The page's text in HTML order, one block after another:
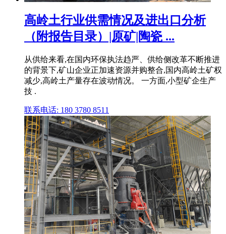
高岭土行业供需情况及进出口分析
（附报告目录）|原矿|陶瓷 ...
从供给来看,在国内环保执法趋严、供给侧改革不断推进
的背景下,矿山企业正加速资源并购整合,国内高岭土矿权
减少,高岭土产量存在波动情况。 一方面,小型矿企生产
技 .
联系电话: 180 3780 8511